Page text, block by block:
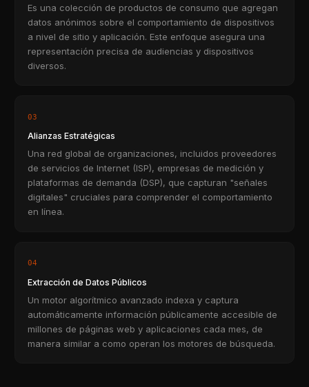
Es una colección de productos de consumo que agregan
datos anónimos sobre el comportamiento de dispositivos
a nivel de sitio y aplicación. Este enfoque asegura una
representación precisa de audiencias y dispositivos
diversos.
03
Alianzas Estratégicas
Una red global de organizaciones, incluidos proveedores
de servicios de Internet (ISP), empresas de medición y
plataformas de demanda (DSP), que capturan "señales
digitales" cruciales para comprender el comportamiento
en línea.
04
Extracción de Datos Públicos
Un motor algorítmico avanzado indexa y captura
automáticamente información públicamente accesible de
millones de páginas web y aplicaciones cada mes, de
manera similar a como operan los motores de búsqueda.